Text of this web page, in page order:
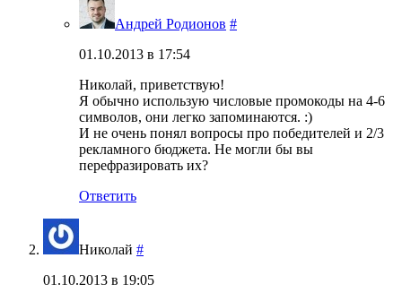
Андрей Родионов #
01.10.2013 в 17:54
Николай, приветствую!
Я обычно использую числовые промокоды на 4-6
символов, они легко запоминаются. :)
И не очень понял вопросы про победителей и 2/3
рекламного бюджета. Не могли бы вы
перефразировать их?
Ответить
Николай #
01.10.2013 в 19:05